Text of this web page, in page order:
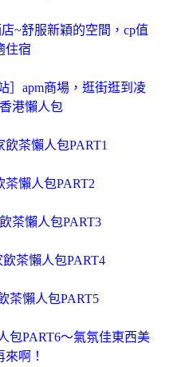
~舒服新穎的空間，cp值
住宿
］apm商場，逛街逛到凌
港懶人包
茶懶人包PART1
懶人包PART2
茶懶人包PART3
茶懶人包PART4
茶懶人包PART5
包PART6～氣氛佳東西美
啊！